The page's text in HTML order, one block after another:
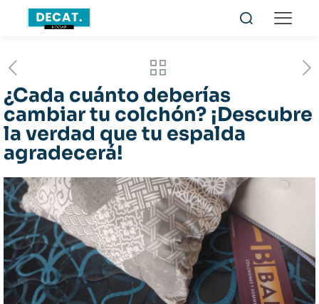
¿Cada cuánto deberías
cambiar tu colchón? ¡Descubre
la verdad que tu espalda
agradecerá!